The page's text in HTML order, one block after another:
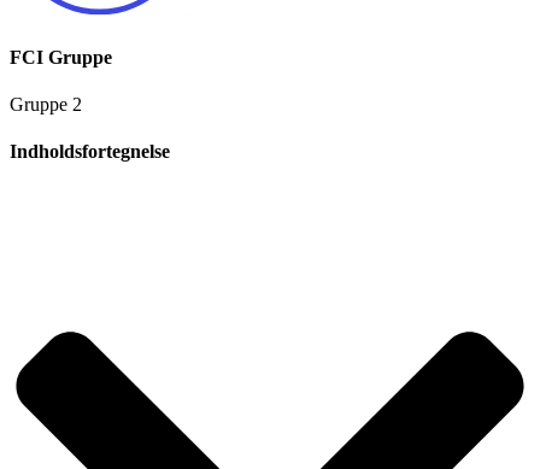
FCI Gruppe
Gruppe 2
Indholdsfortegnelse